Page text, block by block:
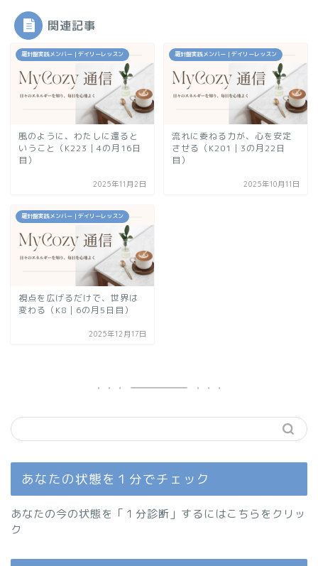
関連記事
羅針盤実践メンバー｜デイリーレッスン
風のように、わたしに還ると
いうこと（K223｜4の月16日
目）
2025年11月2日
羅針盤実践メンバー｜デイリーレッスン
流れに委ねる力が、心を安定
させる（K201｜3の月22日
目）
2025年10月11日
羅針盤実践メンバー｜デイリーレッスン
視点を広げるだけで、世界は
変わる（K8｜6の月5日目）
2025年12月17日
あなたの状態を１分でチェック
あなたの今の状態を「１分診断」するにはこちらをクリッ
ク